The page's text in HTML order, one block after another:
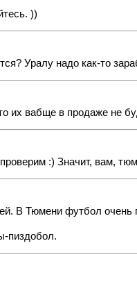
))
Уралу надо как-то
их вабще в продаже не
:) Значит, вам,
В Тюмени футбол очень
пиздобол.